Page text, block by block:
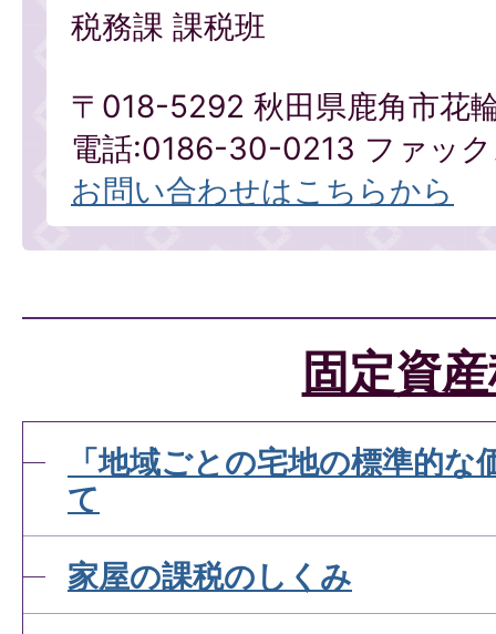
税務課 課税班
〒018-5292 秋田県鹿角市花
電話:0186-30-0213 ファッ
お問い合わせはこちらから
固定資
「地域ごとの宅地の標準的
て
家屋の課税のしくみ